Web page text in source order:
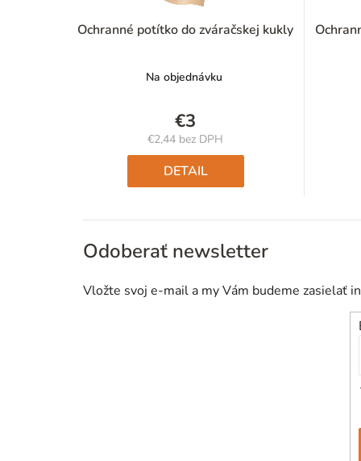
Ochranné potítko do zváračskej kukly
Na objednávku
€3
€2,44 bez DPH
Jednotková
cena:
DETAIL
Odoberať newsletter
Vložte svoj e-mail a my Vám budeme zasielať